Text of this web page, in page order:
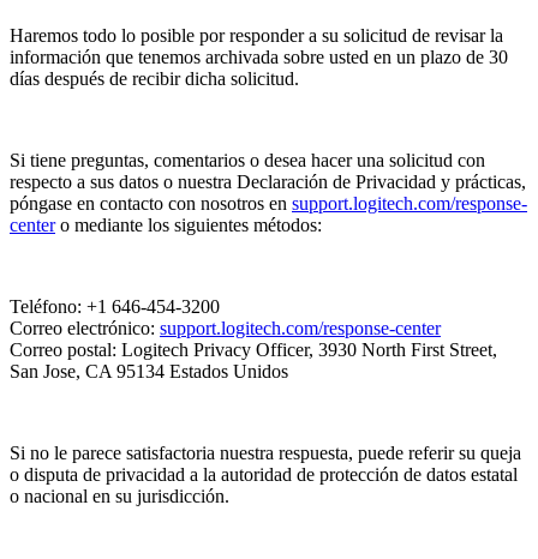
Haremos todo lo posible por responder a su solicitud de revisar la
información que tenemos archivada sobre usted en un plazo de 30
días después de recibir dicha solicitud.
Si tiene preguntas, comentarios o desea hacer una solicitud con
respecto a sus datos o nuestra Declaración de Privacidad y prácticas,
póngase en contacto con nosotros en support.logitech.com/response-
centero mediante los siguientes métodos:
Teléfono: +1 646-454-3200
Correo electrónico: support.logitech.com/response-center
Correo postal: Logitech Privacy Officer, 3930 North First Street,
San Jose, CA 95134 Estados Unidos
Si no le parece satisfactoria nuestra respuesta, puede referir su queja
o disputa de privacidad a la autoridad de protección de datos estatal
o nacional en su jurisdicción.